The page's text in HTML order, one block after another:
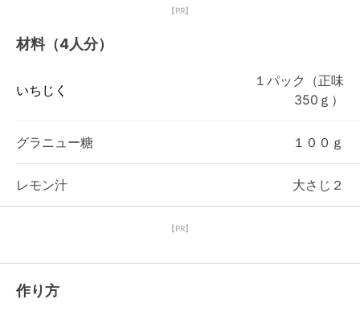
【PR】
材料（4人分）
いちじく
１パック（正味
350ｇ）
グラニュー糖 １００ｇ
レモン汁 大さじ２
【PR】
作り方